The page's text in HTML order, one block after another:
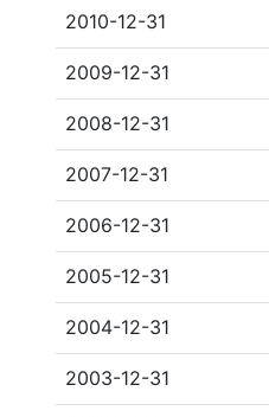
2010-12-31
2009-12-31
2008-12-31
2007-12-31
2006-12-31
2005-12-31
2004-12-31
2003-12-31